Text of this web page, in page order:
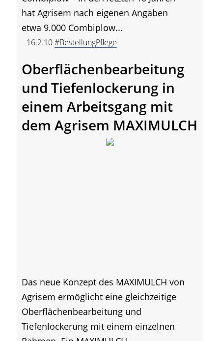
hat Agrisem nach eigenen Angaben
etwa 9.000 Combiplow...
16.2.10#BestellungPflege
Oberflächenbearbeitung
und Tiefenlockerung in
einem Arbeitsgang mit
dem Agrisem MAXIMULCH
Das neue Konzept des MAXIMULCH von
Agrisem ermöglicht eine gleichzeitige
Oberflächenbearbeitung und
Tiefenlockerung mit einem einzelnen